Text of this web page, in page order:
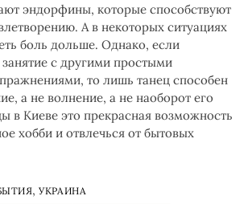
эндорфины, которые способствуют
А в некоторых ситуациях
боль дольше. Однако, если
занятие с другими простыми
то лишь танец способен
а не волнение, а не наоборот его
в Киеве это прекрасная возможность
хобби и отвлечься от бытовых
,УКРАИНА